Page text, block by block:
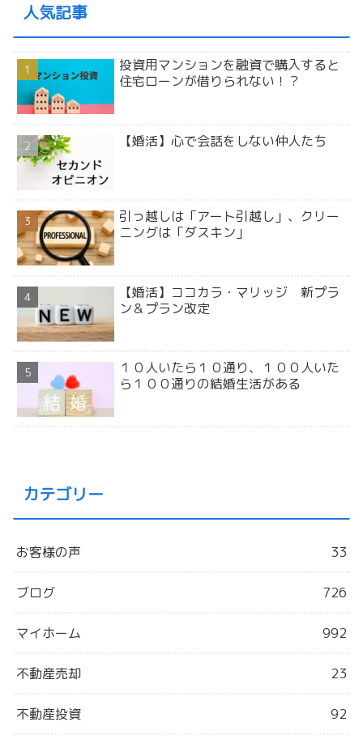
人気記事
投資用マンションを融資で購入すると
住宅ローンが借りられない！？
【婚活】心で会話をしない仲人たち
引っ越しは「アート引越し」、クリー
ニングは「ダスキン」
【婚活】ココカラ・マリッジ 新プラ
ン＆プラン改定
１０人いたら１０通り、１００人いた
ら１００通りの結婚生活がある
カテゴリー
お客様の声 33
ブログ 726
マイホーム 992
不動産売却 23
不動産投資 92